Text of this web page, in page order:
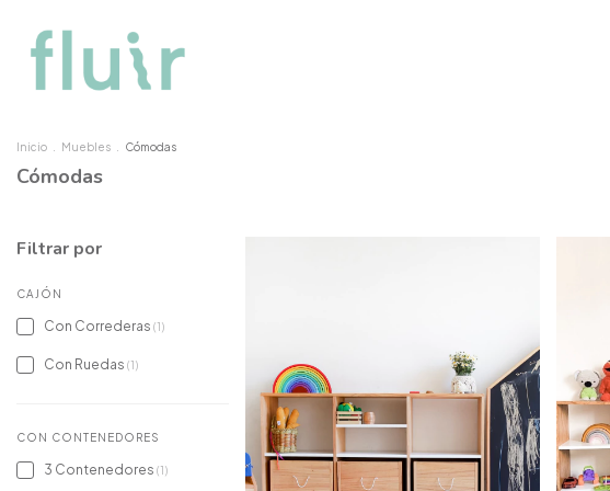
Inicio Muebles Cómodas
Cómodas
Filtrar por
CAJÓN
Con Correderas (1)
Con Ruedas (1)
CON CONTENEDORES
3 Contenedores (1)